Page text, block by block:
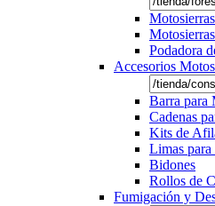
Podadora
Accesorios
Barra para
Cadenas
Kits de
Limas para
Bidones
Rollos de
Fumigación y